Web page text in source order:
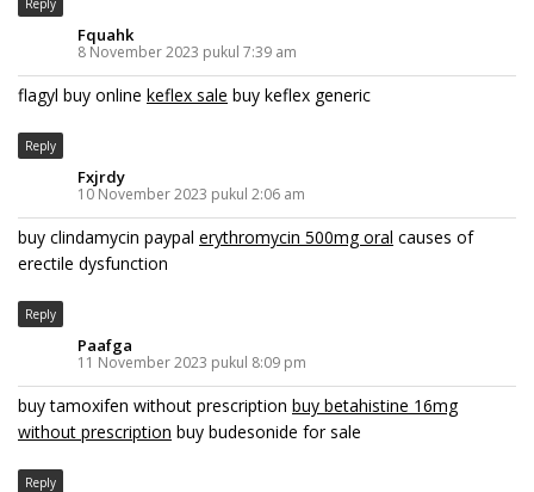
Reply
Fquahk
8 November 2023 pukul 7:39 am
flagyl buy online keflex sale buy keflex generic
Reply
Fxjrdy
10 November 2023 pukul 2:06 am
buy clindamycin paypal erythromycin 500mg oral causes of
erectile dysfunction
Reply
Paafga
11 November 2023 pukul 8:09 pm
buy tamoxifen without prescription buy betahistine 16mg
without prescription buy budesonide for sale
Reply